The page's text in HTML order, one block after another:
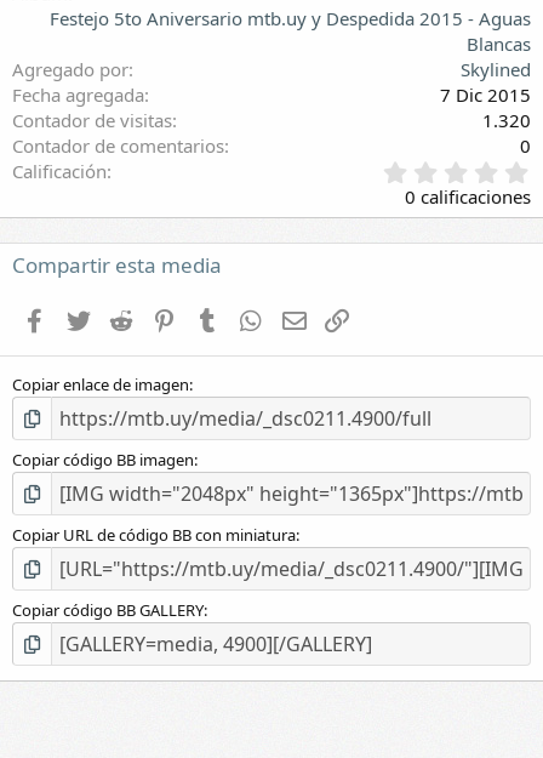
Festejo 5to Aniversario mtb.uy y Despedida 2015 - Aguas
Blancas
Agregado por
Skylined
Fecha agregada
7 Dic 2015
Contador de visitas
1.320
Contador de comentarios
0
Calificación
,
0
0
(
)
0 calificaciones
Compartir esta media
Facebook
Twitter Reddit PinterestTumblr WhatsApp
E-mail
Copiar enlace de imagen
Copiar código BB imagen
Copiar URL de código BB con miniatura
Copiar código BB GALLERY